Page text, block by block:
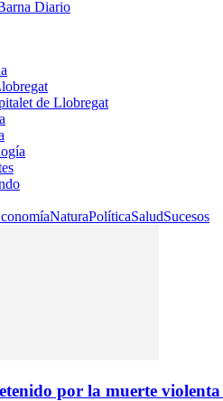
de Llobregat
NaturaPolíticaSaludSucesos
por la muerte